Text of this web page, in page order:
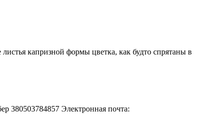
капризной формы цветка, как будто спрятаны в
380503784857 Электронная почта: